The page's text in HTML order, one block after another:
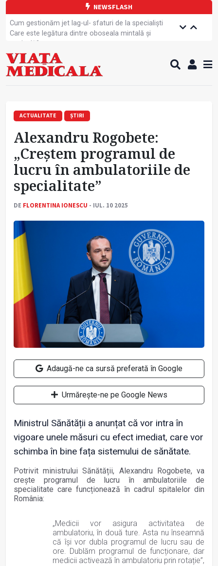
NEWSFLASH
Cum gestionăm jet lag-ul- sfaturi de la specialiști
Care este legătura dintre oboseala mintală și
caniculă?
Campanie de prevenție dedicată sportivelor
Un nou studiu pentru testarea unui vaccin împotriva
tulpinei Bundibugyo a virusului Ebola
sănătate
Demersuri pentru acces transfrontalier la date
Contractul cadru ar putea fi modificat
Comercializarea unor medicamente, blocată
temporar
ACTUALITATE ȘTIRI
Alexandru Rogobete:
„Creștem programul de
lucru în ambulatoriile de
specialitate”
DE FLORENTINA IONESCU - IUL. 10 2025
Adaugă-ne ca sursă preferată în Google
Urmărește-ne pe Google News
Ministrul Sănătății a anunțat că vor intra în
vigoare unele măsuri cu efect imediat, care vor
schimba în bine fața sistemului de sănătate.
Potrivit ministrului Sănătății, Alexandru Rogobete, va
crește programul de lucru în ambulatoriile de
specialitate care funcționează în cadrul spitalelor din
România:
„Medicii vor asigura activitatea de
ambulatoriu, în două ture. Asta nu înseamnă
că își vor dubla programul de lucru sau de
ore. Dublăm programul de funcționare, dar
medicii activează în ambulatoriu prin rotație”,